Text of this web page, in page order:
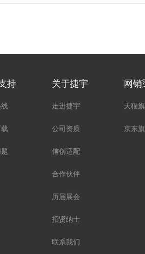
持 关于捷宇
走进捷宇
公司资质
信创适配
合作伙伴
历届展会
招贤纳士
联系我们
网销
天猫
京东